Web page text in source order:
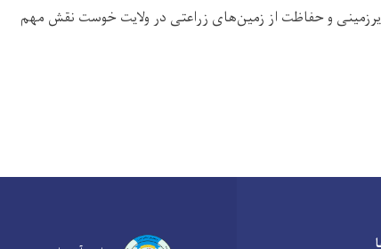
و حفاظت از زمین‌های زراعتی در ولایت خوست نقش مهم